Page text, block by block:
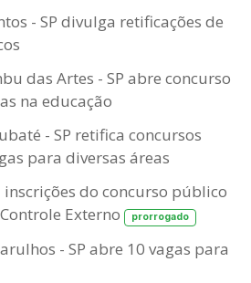
- SP divulga retificações de
das Artes - SP abre concurso
na educação
- SP retifica concursos
para diversas áreas
inscrições do concurso público
Externo
prorrogado
- SP abre 10 vagas para